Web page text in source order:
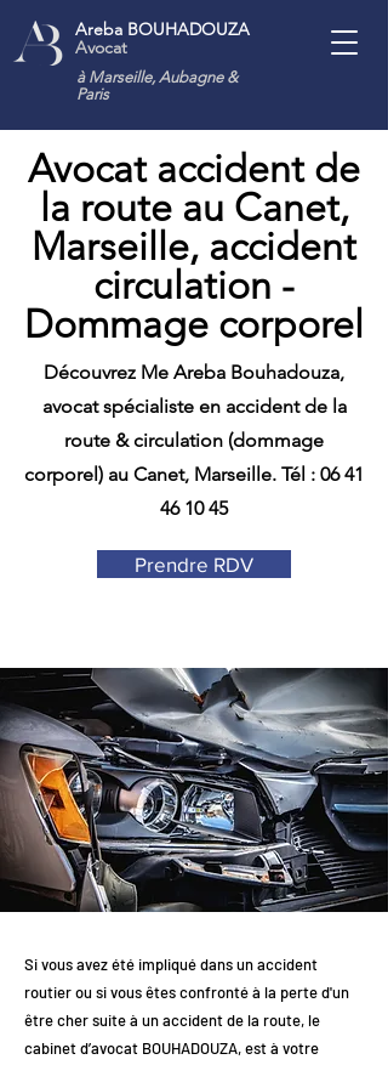
Areba BOUHADOUZA
Avocat
à Marseille, Aubagne &
Paris
Avocat accident de
la route au Canet,
Marseille, accident
circulation -
Dommage corporel
Découvrez Me Areba Bouhadouza,
avocat spécialiste en accident de la
route & circulation (dommage
corporel) au Canet, Marseille. Tél : 06 41
46 10 45
Prendre RDV
Si vous avez été impliqué dans un accident
routier ou si vous êtes confronté à la perte d'un
être cher suite à un accident de la route, le
cabinet d’avocat BOUHADOUZA, est à votre